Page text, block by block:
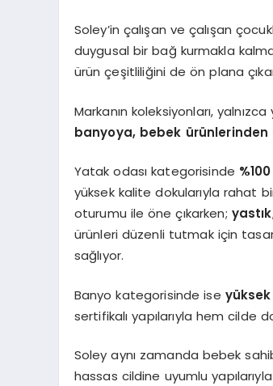
Soley’in çalışan ve çalışan
duygusal bir bağ kurmakla
ürün çeşitliliğini de ön plana
Markanın koleksiyonları,
banyoya, bebek
Yatak odası kategorisinde
yüksek kalite dokularıyla rahat
oturumu ile öne çıkarken;
ürünleri düzenli tutmak için
sağlıyor.
Banyo kategorisinde ise
sertifikalı yapılarıyla hem cilde
Soley aynı zamanda bebek
hassas cildine uyumlu yapılarıyla